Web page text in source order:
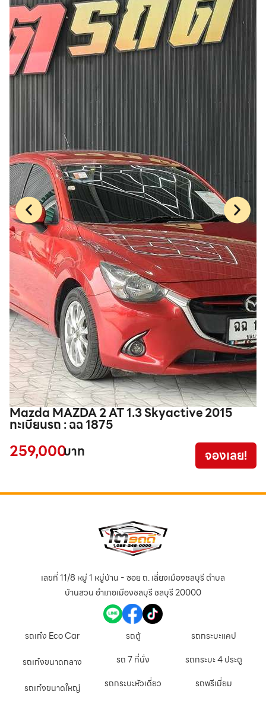
Mazda MAZDA 2 AT 1.3 Skyactive 2015
ทะเบียนรถ : ฉฉ 1875
259,000บาท จองเลย!
เลขที่ 11/8 หมู่ 1 หมู่บ้าน - ซอย ถ. เลี่ยงเมืองชลบุรี ตำบล
บ้านสวน อำเภอเมืองชลบุรี ชลบุรี 20000
รถเก๋ง Eco Car
รถเก๋งขนาดกลาง
รถเก๋งขนาดใหญ่
รถตู้
รถ 7 ที่นั่ง
รถกระบะหัวเดี่ยว
รถกระบะแคป
รถกระบะ 4 ประตู
รถพรีเมี่ยม